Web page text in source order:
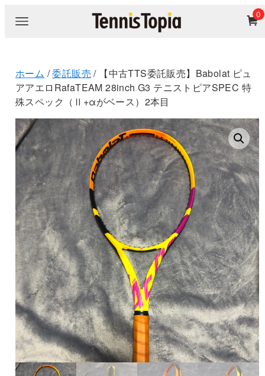
0
ホーム /委託販売 / 【中古TTS委託販売】Babolat ピュ
アアエロRafaTEAM 28inch G3 テニストピアSPEC 特
殊スペック（Ⅱ+αがベース）2本目